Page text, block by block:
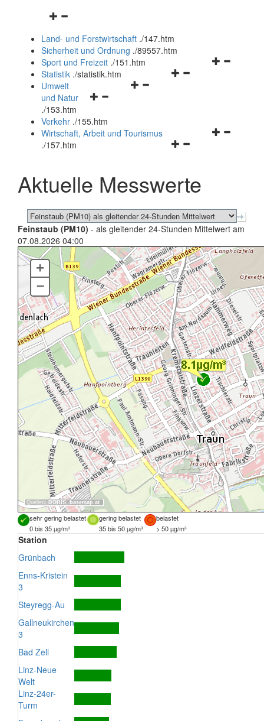
Navigationsmenü
und
schließen
Land- und Forstwirtschaft ./147.htm
Sicherheit und Ordnung ./89557.htm
Navigationsmenü
Sport und Freizeit ./151.htm
Navigationsmenü
Statistik ./statistik.htm
Navigationsmenü
und
schließen
Umwelt
und Natur
./153.htm
Verkehr ./155.htm
Navigationsmenü
schließen
Wirtschaft, Arbeit und Tourismus
./157.htm
Aktuelle Messwerte
Feinstaub (PM10) - als gleitender 24-Stunden Mittelwert am
07.08.2026 04:00
Quellen: DORIS, basemap.at
+
–
sehr gering belastet gering belastet
belastet
0 bis 35 µg/m³
35 bis 50 µg/m³ > 50 µg/m³
Station
Grünbach
Enns-Kristein
3
Steyregg-Au
Gallneukirchen
3
Bad Zell
Linz-Neue
Welt
Linz-24er-
Turm